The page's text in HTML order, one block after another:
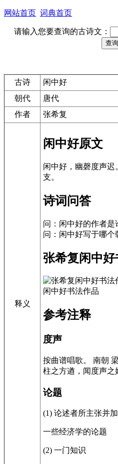
网站首页 词典首页
请输入您要查询的古诗文：
古诗
闲中好
朝代
唐代
作者
张希复
释义
闲中好原文
闲中好，幽磬度声
支。
诗词问答
问：闲中好的作者是
问：闲中好写于哪个
张希复闲中
闲中好书法作品
参考注释
度声
按曲谱唱歌。 南朝
柱之方遒，闻度声之
论题
(1) 论述者所主张并
一些经济学的论题
(2) 一门知识